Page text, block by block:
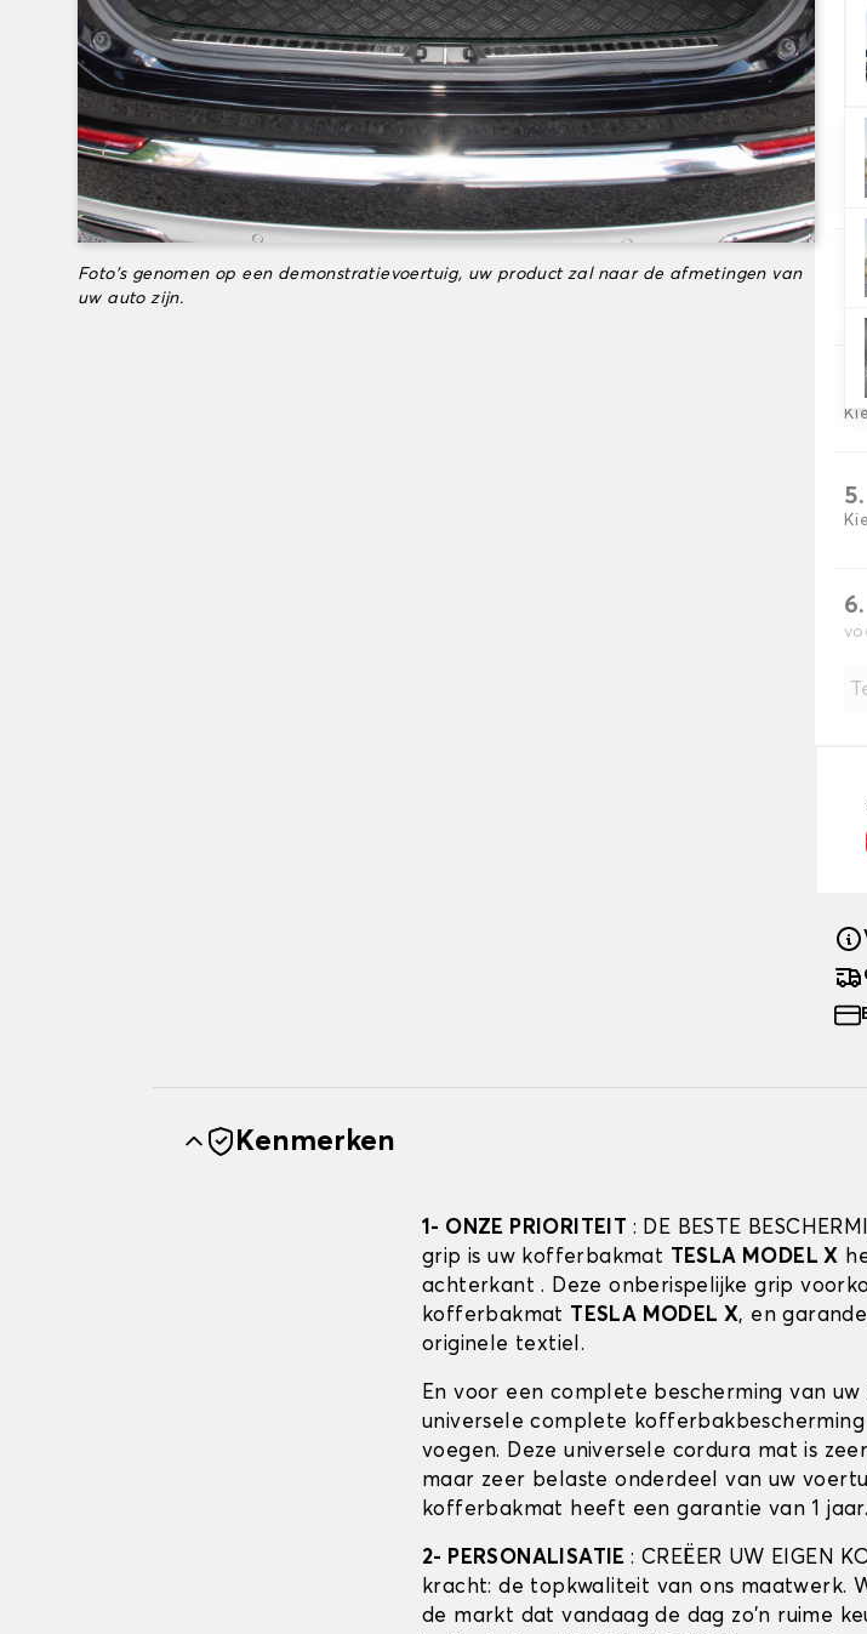
Foto's genomen op een demonstratievoertuig, uw product zal naar de afmetingen van
uw auto zijn.
Kenmerken
1- ONZE PRIORITEIT : DE BESTE
grip is uw kofferbakmat
TESLA MODEL X
achterkant . Deze onberispelijke grip
kofferbakmat
TESLA MODEL X, en
originele textiel.
En voor een complete bescherming van
universele complete
voegen. Deze universele cordura mat is
maar zeer belaste onderdeel van uw
kofferbakmat heeft een garantie van 1 jaar.
2- PERSONALISATIE: CREËER UW EIGEN
kracht: de topkwaliteit van ons maatwerk.
de markt dat vandaag de dag zo'n ruime